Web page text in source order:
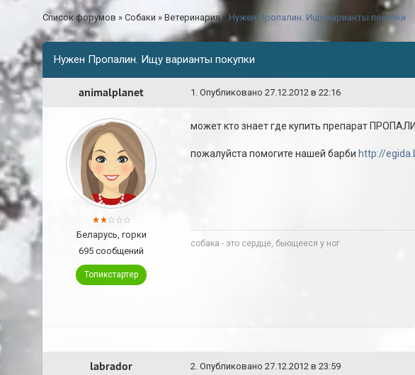
Список форумов » Собаки » Ветеринария » Нужен Пропалин. Ищу варианты покупки
Нужен Пропалин. Ищу варианты покупки
animalplanet 1 . Опубликовано 27.12.2012 в 22:16
Беларусь, горки
695 сообщений
Топикстартер
может кто знает где купить препарат
пожалуйста помогите нашей барби http://
собака - это сердце, бьющееся у ног
labrador 2. Опубликовано 27.12.2012 в 23:59